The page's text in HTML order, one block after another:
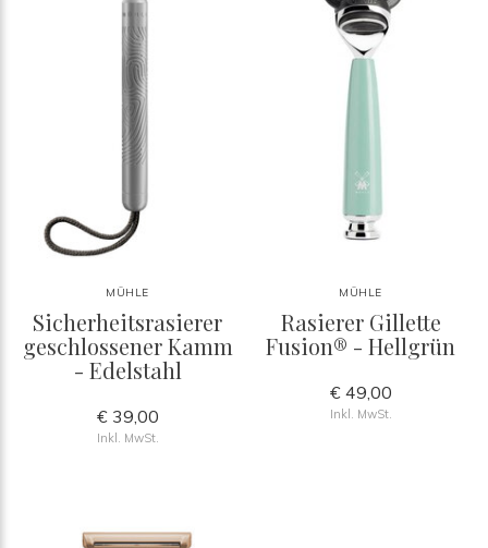
MÜHLE
Sicherheitsrasierer
geschlossener Kamm
- Edelstahl
€ 39,00
Inkl. MwSt.
MÜHLE
Rasierer Gillette
Fusion® - Hellgrün
€ 49,00
Inkl. MwSt.